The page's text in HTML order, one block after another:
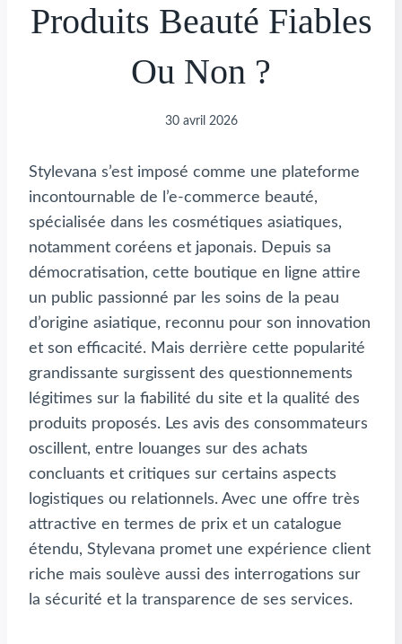
Produits Beauté Fiables
Ou Non ?
30 avril 2026
Stylevana s’est imposé comme une plateforme
incontournable de l’e-commerce beauté,
spécialisée dans les cosmétiques asiatiques,
notamment coréens et japonais. Depuis sa
démocratisation, cette boutique en ligne attire
un public passionné par les soins de la peau
d’origine asiatique, reconnu pour son innovation
et son efficacité. Mais derrière cette popularité
grandissante surgissent des questionnements
légitimes sur la fiabilité du site et la qualité des
produits proposés. Les avis des consommateurs
oscillent, entre louanges sur des achats
concluants et critiques sur certains aspects
logistiques ou relationnels. Avec une offre très
attractive en termes de prix et un catalogue
étendu, Stylevana promet une expérience client
riche mais soulève aussi des interrogations sur
la sécurité et la transparence de ses services.